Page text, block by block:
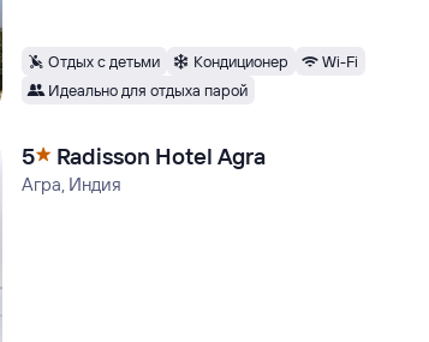
Отдых с детьми Кондиционер
Wi-Fi
Идеально для отдыха парой
5 Radisson Hotel Agra
Агра, Индия